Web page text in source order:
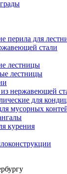
перила для
стали
лестницы
лестницы
нержавеющей
для
мусорных
курения